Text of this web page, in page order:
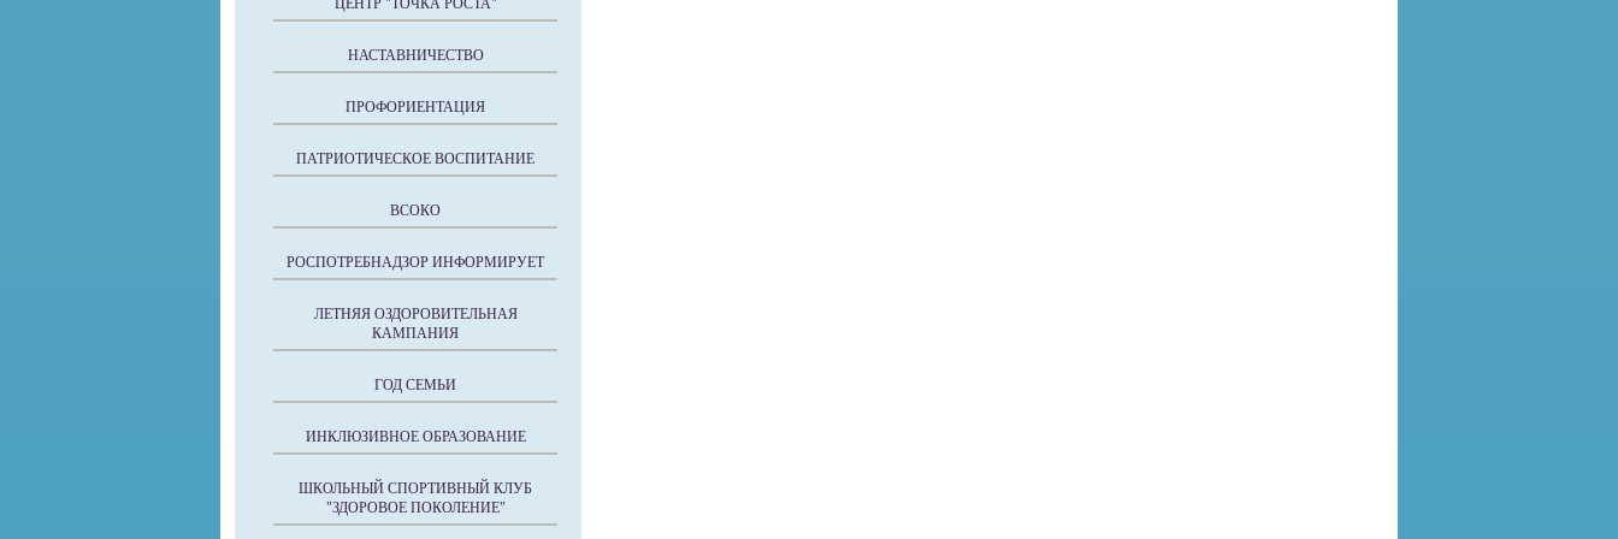
ЦЕНТР "ТОЧКА РОСТА"
НАСТАВНИЧЕСТВО
ПРОФОРИЕНТАЦИЯ
ПАТРИОТИЧЕСКОЕ ВОСПИТАНИЕ
ВСОКО
РОСПОТРЕБНАДЗОР ИНФОРМИРУЕТ
ЛЕТНЯЯ ОЗДОРОВИТЕЛЬНАЯ
КАМПАНИЯ
ГОД СЕМЬИ
ИНКЛЮЗИВНОЕ ОБРАЗОВАНИЕ
ШКОЛЬНЫЙ СПОРТИВНЫЙ КЛУБ
"ЗДОРОВОЕ ПОКОЛЕНИЕ"